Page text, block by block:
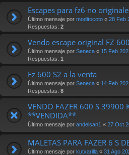
Escapes para fz6 no
Último mensaje por moditocoto « 28 Feb
Respuestas: 2
Vendo escape original FZ
Último mensaje por Seneca « 15 Feb
Respuestas: 1
Fz 600 S2 a la venta
Último mensaje por Seneca « 14 Feb
Respuestas: 8
VENDO FAZER 600 S 39900
**VENDIDA**
Último mensaje por andelsan1 « 27 Oct
MALETAS PARA FAZER 6 S
Último mensaje por kutxarilla « 31 Ago